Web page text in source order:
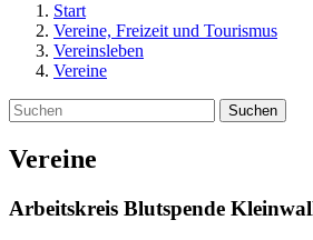
Start
Vereine, Freizeit und Tourismus
Vereinsleben
Vereine
Suchen
Vereine
Arbeitskreis Blutspende